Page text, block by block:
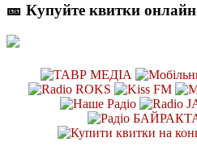
🎫 Купуйте квитки онлайн